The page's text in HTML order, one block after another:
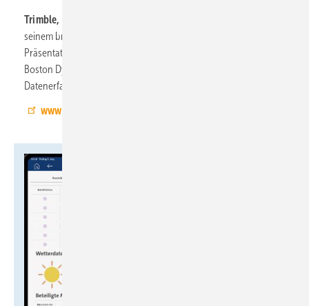
Trimble, 5.1-C95:
seinem breiten Portfolio zur Digitalisierung des Baus. Ein Teil der
Präsentation ist die Kombination von Spot, dem Roboter von
Boston Dynamics, und Trimbles X7 3D-Laserscanner, der die
Datenerfassung auf der Baustelle revolutioniert.
www.trimble.com